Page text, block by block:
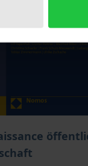
product page
depends on